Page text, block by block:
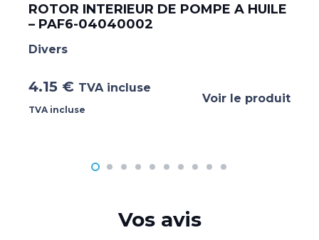
ROTOR INTERIEUR DE POMPE A HUILE
– PAF6-04040002
Divers
4.15 € TVA incluse
TVA incluse
Voir le produit
Vos avis